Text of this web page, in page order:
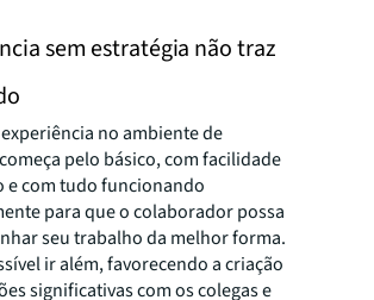
sem estratégia não traz
no ambiente de
pelo básico, com facilidade
e com tudo funcionando
para que o colaborador possa
seu trabalho da melhor forma.
ir além, favorecendo a criação
significativas com os colegas e